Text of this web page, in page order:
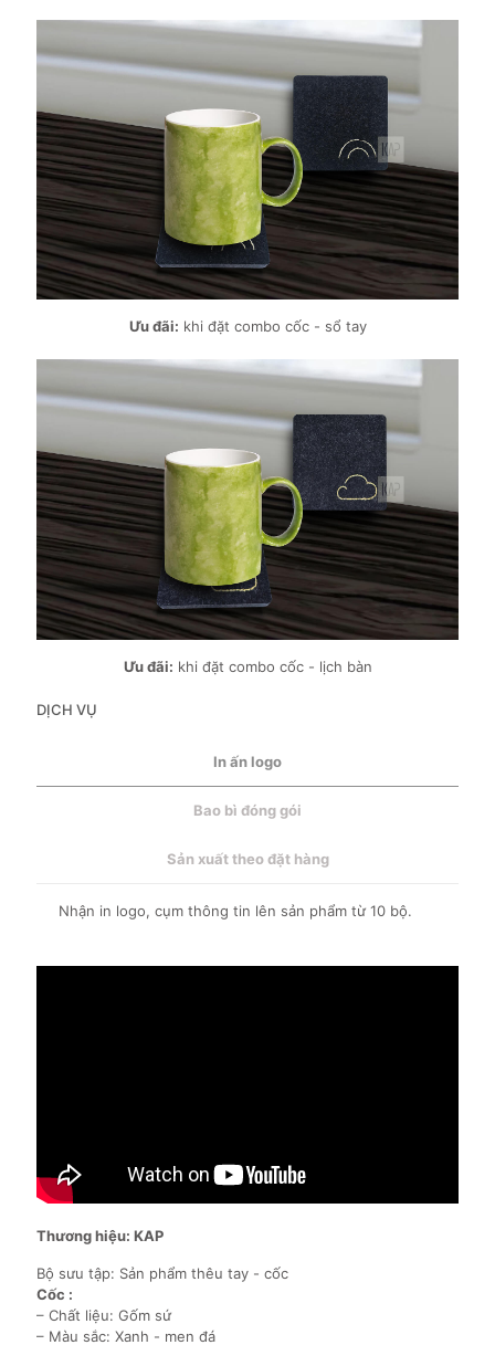
Ưu đãi: khi đặt combo cốc - sổ tay
Ưu đãi: khi đặt combo cốc - lịch bàn
DỊCH VỤ
In ấn logo
Bao bì đóng gói
Sản xuất theo đặt hàng
Nhận in logo, cụm thông tin lên sản phẩm từ 10 bộ.
Thương hiệu: KAP
Bộ sưu tập: Sản phẩm thêu tay - cốc
Cốc :
– Chất liệu: Gốm sứ
– Màu sắc: Xanh - men đá